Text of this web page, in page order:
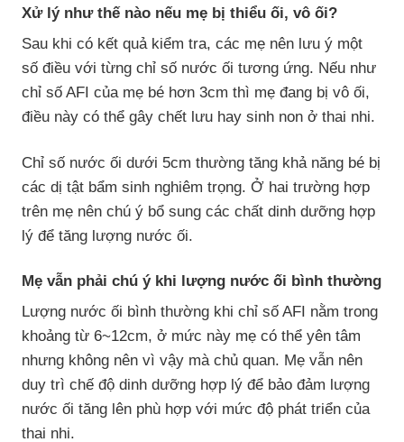
Xử lý như thế nào nếu mẹ bị thiểu ối, vô ối?
Sau khi có kết quả kiểm tra, các mẹ nên lưu ý một
số điều với từng chỉ số nước ối tương ứng. Nếu như
chỉ số AFI của mẹ bé hơn 3cm thì mẹ đang bị vô ối,
điều này có thể gây chết lưu hay sinh non ở thai nhi.
Chỉ số nước ối dưới 5cm thường tăng khả năng bé bị
các dị tật bẩm sinh nghiêm trọng. Ở hai trường hợp
trên mẹ nên chú ý bổ sung các chất dinh dưỡng hợp
lý để tăng lượng nước ối.
Mẹ vẫn phải chú ý khi lượng nước ối bình thường
Lượng nước ối bình thường khi chỉ số AFI nằm trong
khoảng từ 6~12cm, ở mức này mẹ có thể yên tâm
nhưng không nên vì vậy mà chủ quan. Mẹ vẫn nên
duy trì chế độ dinh dưỡng hợp lý để bảo đảm lượng
nước ối tăng lên phù hợp với mức độ phát triển của
thai nhi.